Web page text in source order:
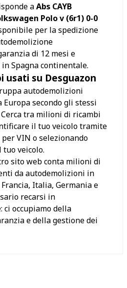
aAbs CAYB
Polo v (6r1) 0-0
per la spedizione
di 12 mesi e
Spagna continentale.
usati su Desguazon
autodemolizioni
secondo gli stessi
tra milioni di ricambi
il tuo veicolo tramite
VIN o selezionando
tuo veicolo.
sito web conta milioni di
da autodemolizioni in
Italia, Germania e
recarsi in
ci occupiamo della
e della gestione dei